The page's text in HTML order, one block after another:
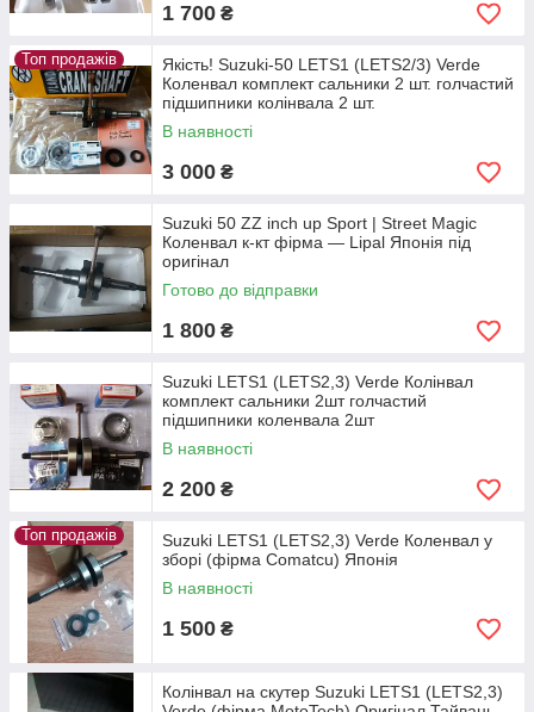
1 700 ₴
Топ продажів
Якість! Suzuki-50 LETS1 (LETS2/3) Verde
Коленвал комплект сальники 2 шт. голчастий
підшипники колінвала 2 шт.
В наявності
3 000 ₴
Suzuki 50 ZZ inch up Sport | Street Magic
Коленвал к-кт фірма — Lipal Японія під
оригінал
Готово до відправки
1 800 ₴
Suzuki LETS1 (LETS2,3) Verde Колінвал
комплект сальники 2шт голчастий
підшипники коленвала 2шт
В наявності
2 200 ₴
Топ продажів
Suzuki LETS1 (LETS2,3) Verde Коленвал у
зборі (фірма Comatcu) Японія
В наявності
1 500 ₴
Колінвал на скутер Suzuki LETS1 (LETS2,3)